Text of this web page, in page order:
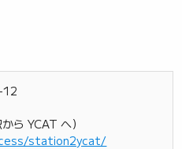
12
ら YCAT へ）
station2ycat/